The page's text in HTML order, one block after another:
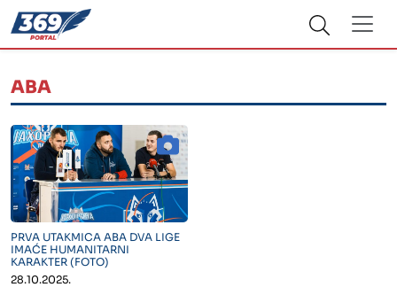
ABA
" alt="">
PRVA UTAKMICA ABA DVA LIGE
IMAĆE HUMANITARNI
KARAKTER (FOTO)
28.10.2025.